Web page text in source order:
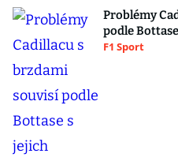
Problémy
podle
F1 Sport